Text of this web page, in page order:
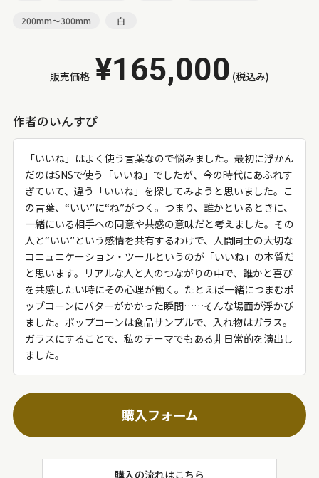
200mm～300mm 白
販売価格 ¥165,000 (税込み)
作者のいんすぴ
「いいね」はよく使う言葉なので悩みました。最初に浮かん
だのはSNSで使う「いいね」でしたが、今の時代にあふれす
ぎていて、違う「いいね」を探してみようと思いました。こ
の言葉、“いい”に“ね”がつく。つまり、誰かといるときに、
一緒にいる相手への同意や共感の意味だと考えました。その
人と“いい”という感情を共有するわけで、人間同士の大切な
コニュニケーション・ツールというのが「いいね」の本質だ
と思います。リアルな人と人のつながりの中で、誰かと喜び
を共感したい時にその心理が働く。たとえば一緒につまむポ
ップコーンにバターがかかった瞬間……そんな場面が浮かび
ました。ポップコーンは食品サンプルで、入れ物はガラス。
ガラスにすることで、私のテーマでもある非日常的を演出し
ました。
購入フォーム
購入の流れはこちら